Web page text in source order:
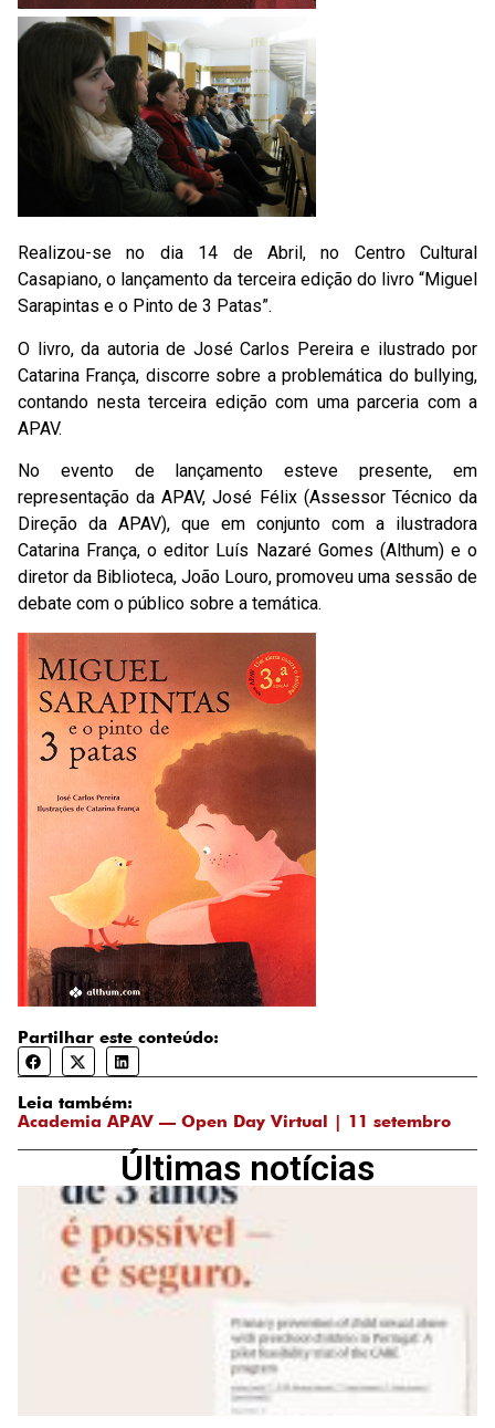
Realizou-se no dia 14 de Abril, no Centro Cultural
Casapiano, o lançamento da terceira edição do livro “Miguel
Sarapintas e o Pinto de 3 Patas”.
O livro, da autoria de José Carlos Pereira e ilustrado por
Catarina França, discorre sobre a problemática do bullying,
contando nesta terceira edição com uma parceria com a
APAV.
No evento de lançamento esteve presente, em
representação da APAV, José Félix (Assessor Técnico da
Direção da APAV), que em conjunto com a ilustradora
Catarina França, o editor Luís Nazaré Gomes (Althum) e o
diretor da Biblioteca, João Louro, promoveu uma sessão de
debate com o público sobre a temática.
Partilhar este conteúdo:
Leia também:
Academia APAV — Open Day Virtual | 11 setembro
Últimas notícias